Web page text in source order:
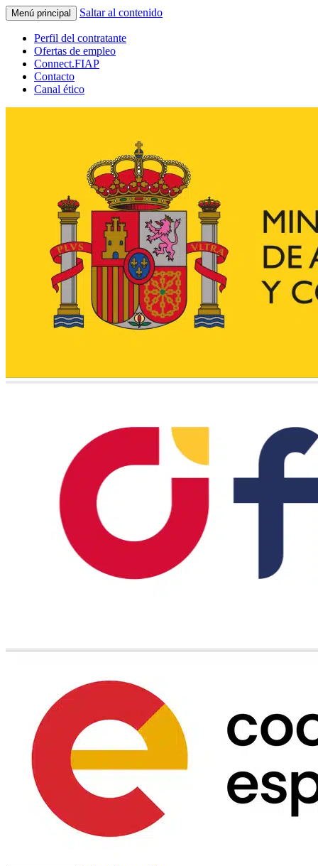
Menú principal Saltar al contenido
Perfil del contratante
Ofertas de empleo
Connect.FIAP
Contacto
Canal ético